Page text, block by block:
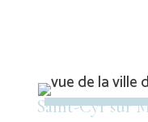
Saint-Cyr sur